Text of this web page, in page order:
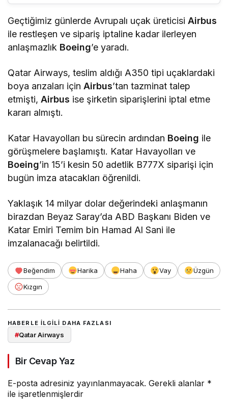
Geçtiğimiz günlerde Avrupalı uçak üreticisiAirbus
ile restleşen ve sipariş iptaline kadar ilerleyen
anlaşmazlık Boeing’e yaradı.
Qatar Airways, teslim aldığı A350 tipi uçaklardaki
boya arızaları içinAirbus’tan tazminat talep
etmişti,Airbus ise şirketin siparişlerini iptal etme
kararı almıştı.
Katar Havayolları bu sürecin ardından Boeing ile
görüşmelere başlamıştı. Katar Havayolları ve
Boeing’in 15’i kesin 50 adetlik B777X siparişi için
bugün imza atacakları öğrenildi.
Yaklaşık 14 milyar dolar değerindeki anlaşmanın
birazdan Beyaz Saray’da ABD Başkanı Biden ve
Katar Emiri Temim bin Hamad Al Sani ile
imzalanacağı belirtildi.
Beğendim Harika Haha Vay
Üzgün
Kızgın
HABERLE ILGILI DAHA FAZLASI
#Qatar Airways
Bir Cevap Yaz
E-posta adresiniz yayınlanmayacak. Gerekli alanlar *
ile işaretlenmişlerdir